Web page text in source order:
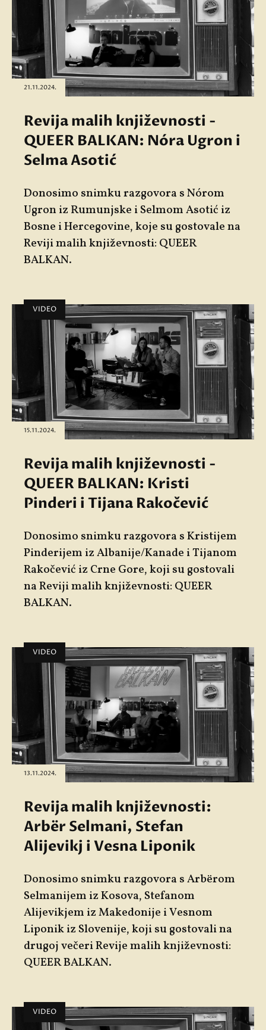
21.11.2024.
Revija malih književnosti -
QUEER BALKAN: Nóra Ugron i
Selma Asotić
Donosimo snimku razgovora sNórom
Ugroniz Rumunjske iSelmom Asotić iz
Bosne i Hercegovine, koje su gostovale na
Reviji malih književnosti: QUEER
BALKAN.
VIDEO
15.11.2024.
Revija malih književnosti -
QUEER BALKAN: Kristi
Pinderi i Tijana Rakočević
Donosimo snimku razgovora sKristijem
Pinderijem iz Albanije/Kanade iTijanom
Rakočević iz Crne Gore, koji su gostovali
naReviji malih književnosti: QUEER
BALKAN.
VIDEO
13.11.2024.
Revija malih književnosti:
Arbër Selmani, Stefan
Alijevikj i Vesna Liponik
Donosimo snimku razgovora sArbërom
Selmanijem iz Kosova, Stefanom
Alijevikjem iz Makedonije iVesnom
Liponikiz Slovenije, koji su gostovali na
drugoj večeriRevije malih književnosti:
QUEER BALKAN.
VIDEO